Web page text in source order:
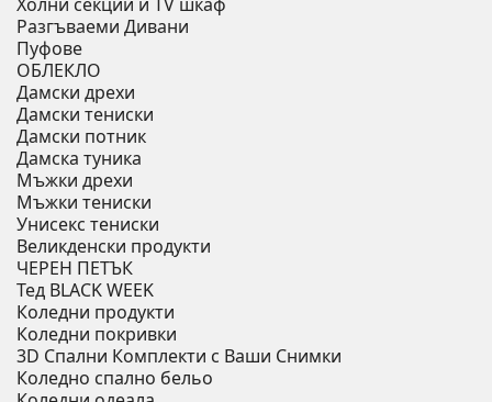
Разгъваеми Дивани
Пуфове
ОБЛЕКЛО
Дамски дрехи
Дамски тениски
Дамски потник
Дамска туника
Мъжки дрехи
Мъжки тениски
Унисекс тениски
Великденски продукти
ЧЕРЕН ПЕТЪК
Тед BLACK WEEK
Коледни продукти
Коледни покривки
3D Спални Комплекти с Ваши Снимки
Коледно спално бельо